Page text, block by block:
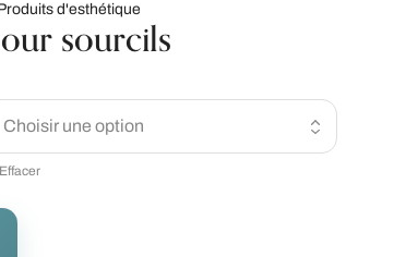
d'esthétique
sourcils
Effacer